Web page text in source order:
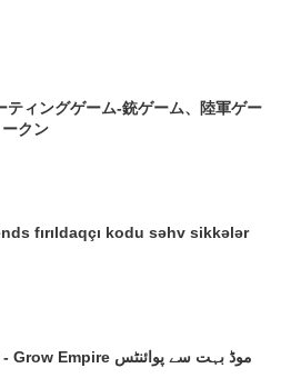
ィングゲーム-銃ゲーム、陸軍ゲー
クン
fırıldaqçı kodu səhv sikkələr
(Android) Wild Castle TD - Grow Empire موڈ بہت سے پوائنٹس